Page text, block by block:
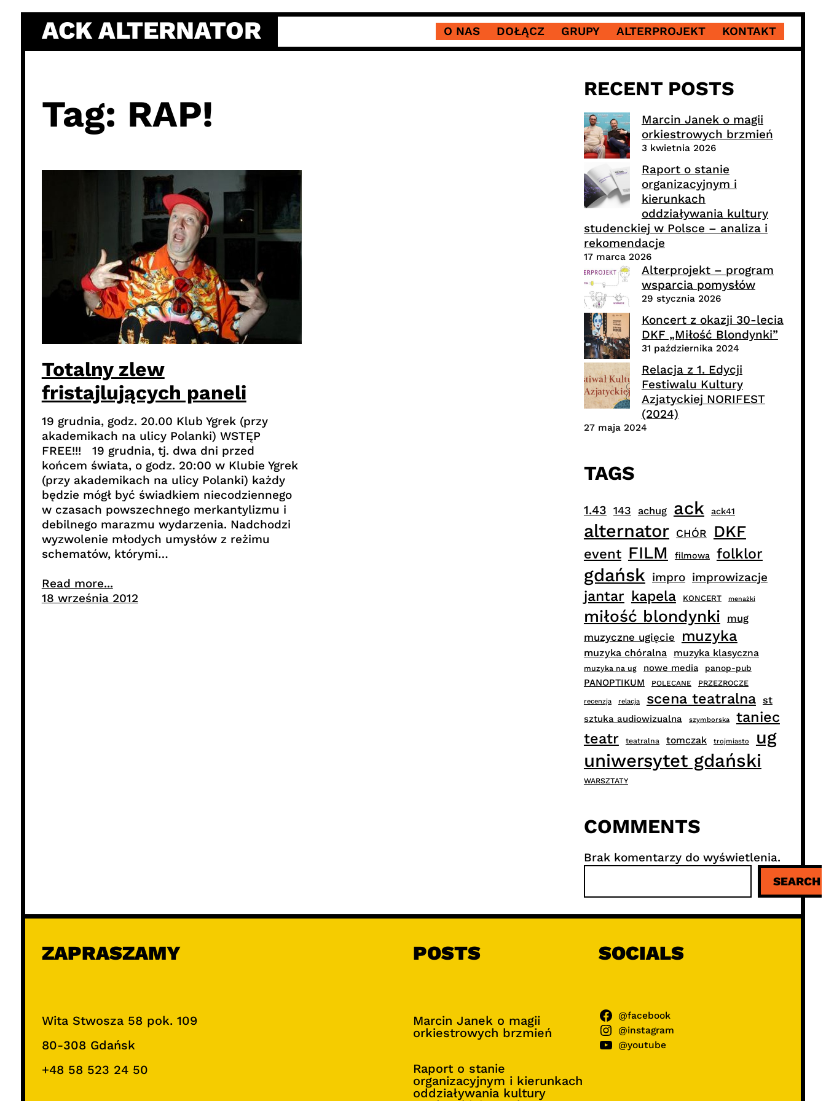
content
ACK ALTERNATOR O NAS DOŁĄCZ GRUPY ALTERPROJEKT KONTAKT
Tag: RAP!
Totalny zlew
fristajlujących paneli
19 grudnia, godz. 20.00 Klub Ygrek (przy
akademikach na ulicy Polanki) WSTĘP
FREE!!! 19 grudnia, tj. dwa dni przed
końcem świata, o godz. 20:00 w Klubie Ygrek
(przy akademikach na ulicy Polanki) każdy
będzie mógł być świadkiem niecodziennego
w czasach powszechnego merkantylizmu i
debilnego marazmu wydarzenia. Nadchodzi
wyzwolenie młodych umysłów z reżimu
schematów, którymi…
Read more...
18 września 2012
RECENT POSTS
Marcin Janek o magii
orkiestrowych brzmień
3 kwietnia 2026
Raport o stanie
organizacyjnym i
kierunkach
oddziaływania kultury
studenckiej w Polsce – analiza i
rekomendacje
17 marca 2026
Alterprojekt – program
wsparcia pomysłów
29 stycznia 2026
Koncert z okazji 30-lecia
DKF „Miłość Blondynki”
31 października 2024
Relacja z 1. Edycji
Festiwalu Kultury
Azjatyckiej NORIFEST
(2024)
27 maja 2024
TAGS
1.43 143 achug ack ack41
alternator CHÓR DKF
event FILM filmowa folklor
gdańsk impro improwizacje
jantar kapela KONCERT menażki
miłość blondynki mug
muzyczne ugięcie muzyka
muzyka chóralna muzyka klasyczna
muzyka na ug nowe media panop-pub
PANOPTIKUM POLECANE PRZEZROCZE
recenzja relacja scena teatralna st
sztuka audiowizualna szymborska
taniec
teatr
teatralna tomczak trojmiasto
ug
uniwersytet gdański
WARSZTATY
COMMENTS
Brak komentarzy do wyświetlenia.
u
k
SEARCH
ZAPRASZAMY
Wita Stwosza 58 pok. 109
80-308 Gdańsk
+48 58 523 24 50
POSTS
Marcin Janek o magii
orkiestrowych brzmień
Raport o stanie
organizacyjnym i kierunkach
oddziaływania kultury
SOCIALS
@facebook
@instagram
@youtube